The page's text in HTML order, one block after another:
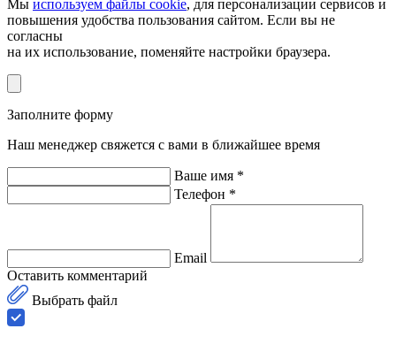
Мы используем файлы cookie, для персонализации сервисов и
повышения удобства пользования сайтом. Если вы не
согласны
на их использование, поменяйте настройки браузера.
Заполните форму
Наш менеджер свяжется с вами в ближайшее время
Ваше имя *
Телефон *
Email
Оставить комментарий
Выбрать файл